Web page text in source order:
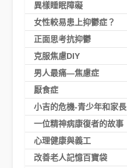
異樣睡眠障礙
女性較易患上抑鬱症？
正面思考抗抑鬱
克服焦慮DIY
男人最痛—焦慮症
厭食症
小吉的危機-青少年和家長
一位精神病康復者的故事
心理健康與義工
改善老人記憶百寶袋